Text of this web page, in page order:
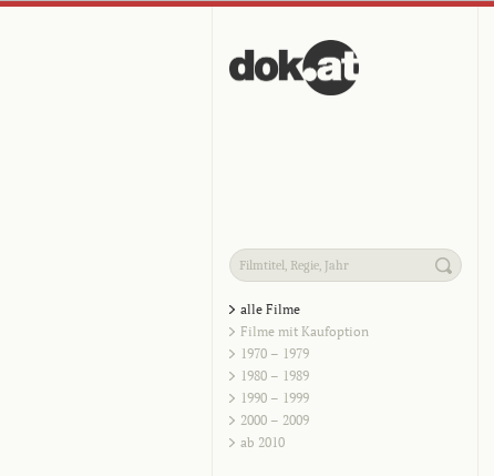
alle Filme
Filme mit Kaufoption
1970 – 1979
1980 – 1989
1990 – 1999
2000 – 2009
ab 2010